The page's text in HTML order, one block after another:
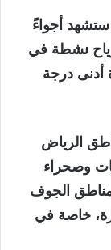
ستشهد أجواءً
نشطة في
أدنى درجة
الرياض
وصحراء
مناطق الجوف
خاصة في